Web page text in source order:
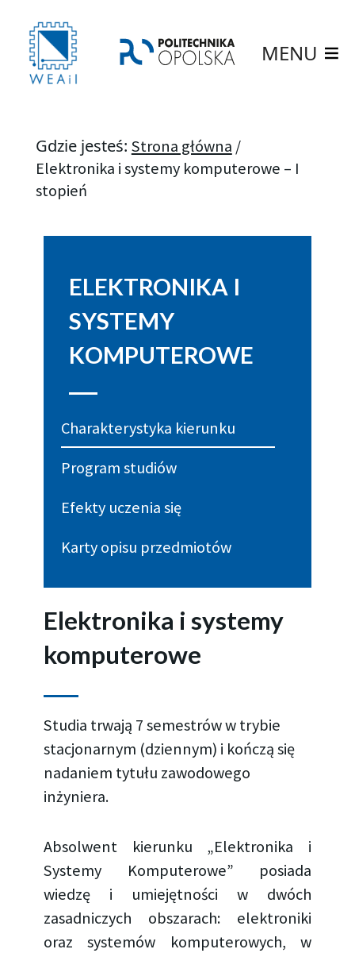
MENU
Gdzie jesteś: Strona główna /
Elektronika i systemy komputerowe – I
stopień
ELEKTRONIKA I
SYSTEMY
KOMPUTEROWE
Charakterystyka kierunku
Program studiów
Efekty uczenia się
Karty opisu przedmiotów
Elektronika i systemy
komputerowe
Studia trwają 7 semestrów w trybie
stacjonarnym (dziennym) i kończą się
nadaniem tytułu zawodowego
inżyniera.
Absolwent kierunku „Elektronika i
Systemy Komputerowe” posiada
wiedzę i umiejętności w dwóch
zasadniczych obszarach: elektroniki
oraz systemów komputerowych, w